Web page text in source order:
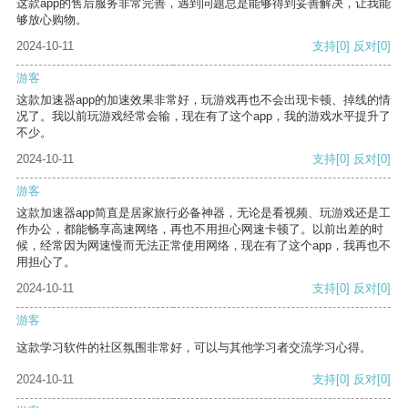
这款app的售后服务非常完善，遇到问题总是能够得到妥善解决，让我能
够放心购物。
2024-10-11
支持[0] 反对[0]
游客
这款加速器app的加速效果非常好，玩游戏再也不会出现卡顿、掉线的情
况了。我以前玩游戏经常会输，现在有了这个app，我的游戏水平提升了
不少。
2024-10-11
支持[0] 反对[0]
游客
这款加速器app简直是居家旅行必备神器，无论是看视频、玩游戏还是工
作办公，都能畅享高速网络，再也不用担心网速卡顿了。以前出差的时
候，经常因为网速慢而无法正常使用网络，现在有了这个app，我再也不
用担心了。
2024-10-11
支持[0] 反对[0]
游客
这款学习软件的社区氛围非常好，可以与其他学习者交流学习心得。
2024-10-11 支持[0] 反对[0]